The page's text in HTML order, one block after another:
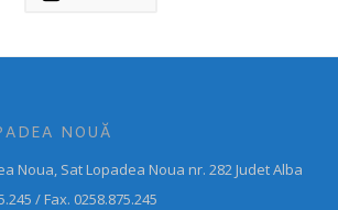
NOUĂ
Noua, Sat Lopadea Noua nr. 282 Judet Alba
/ Fax. 0258.875.245